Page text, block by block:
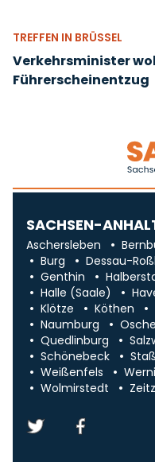
TREFFEN IN BRÜSSEL
Verkehrsminister
Führerscheinentzug
SACHSEN-
Aschersleben
Burg
Dessau-
Genthin
Halle (Saale)
Klötze
Köthen
Naumburg
Quedlinburg
Schönebeck
Weißenfels
Wolmirstedt
Zeitz